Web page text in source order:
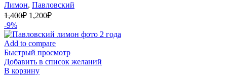
Лимон, Павловский
1,400₽ Первоначальная
составляла
1,400₽.
1,200₽Текущая
1,200₽.
-9%
Add to compare
Быстрый просмотр
Добавить в список желаний
В корзину